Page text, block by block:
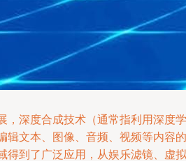
，深度合成技术（通常指利用深度学
辑文本、图像、音频、视频等内容的
得到了广泛应用，从娱乐滤镜、虚拟